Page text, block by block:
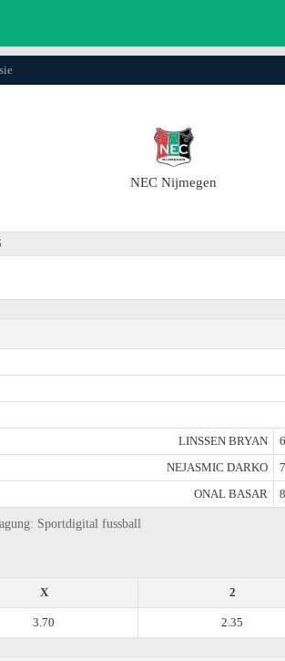
NEC Nijmegen
LINSSEN BRYAN
NEJASMIC DARKO
ONAL BASAR
Sportdigital fussball
2
X
2.35
3.70